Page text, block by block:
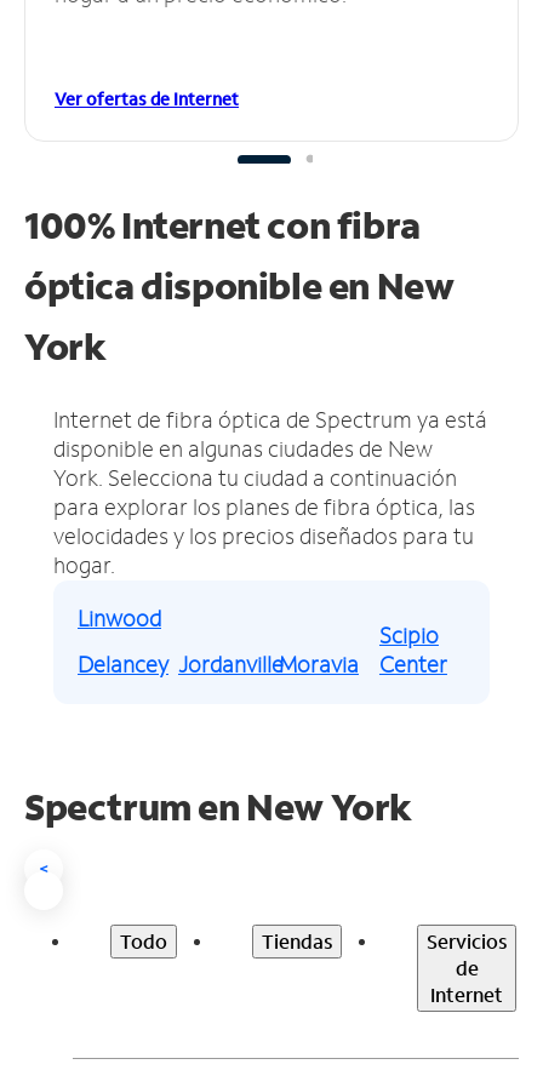
Ver ofertas de Internet
100% Internet con fibra
óptica disponible en New
York
Internet de fibra óptica de Spectrum ya está
disponible en algunas ciudades de New
York. Selecciona tu ciudad a continuación
para explorar los planes de fibra óptica, las
velocidades y los precios diseñados para tu
hogar.
Linwood
Delancey JordanvilleMoravia
Scipio
Center
Spectrum en New York
<
Todo Tiendas
Servicios
de
Internet